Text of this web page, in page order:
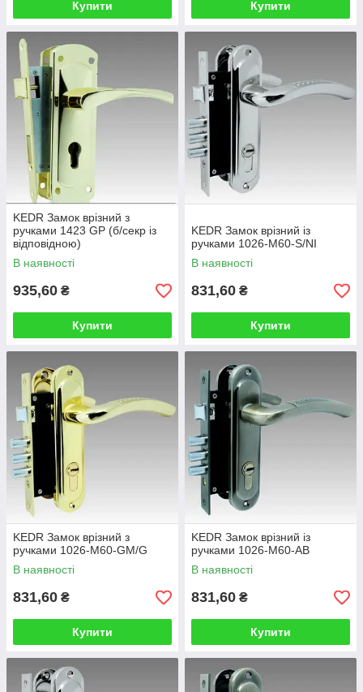
Купити Купити
KEDR Замок врізний з
ручками 1423 GP (б/секр із
відповідною)
В наявності
935,60 ₴
Купити
KEDR Замок врізний із
ручками 1026-M60-S/NI
В наявності
831,60 ₴
Купити
KEDR Замок врізний з
ручками 1026-M60-GM/G
В наявності
831,60 ₴
Купити
KEDR Замок врізний із
ручками 1026-M60-AB
В наявності
831,60 ₴
Купити